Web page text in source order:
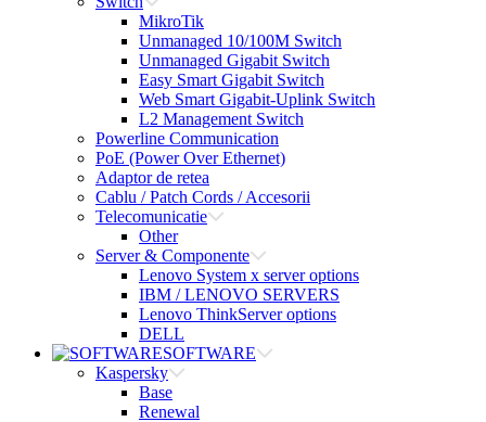
MikroTik
Unmanaged 10/100M Switch
Unmanaged Gigabit Switch
Easy Smart Gigabit Switch
Web Smart Gigabit-Uplink Switch
L2 Management Switch
Powerline Communication
PoE (Power Over Ethernet)
Adaptor de retea
Cablu / Patch Cords / Accesorii
Telecomunicatie
Other
Server & Componente
Lenovo System x server options
IBM / LENOVO SERVERS
Lenovo ThinkServer options
DELL
SOFTWARE
Kaspersky
Base
Renewal